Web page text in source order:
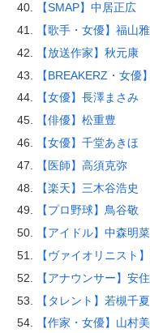
【SMAP】中居正広
【歌手・女優】福山
【放送作家】秋元康
【BREAKERZ・女優
【女優】長澤まさみ
【俳優】松重豊
【女優】千堂あきほ
【医師】高須克弥
【楽天】三木谷浩史
【プロ野球】鳥谷敬
【アイドル】中森明菜
【ヴァイオリニスト
【アナウンサー】安
【タレント】若槻千夏
【作家・女優】山村